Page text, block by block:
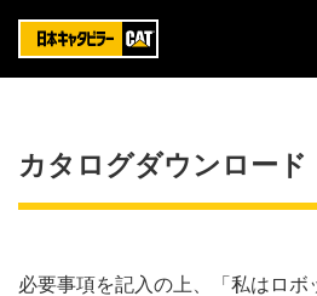
カタログダウンロード
必要事項を記入の上、「私はロボ